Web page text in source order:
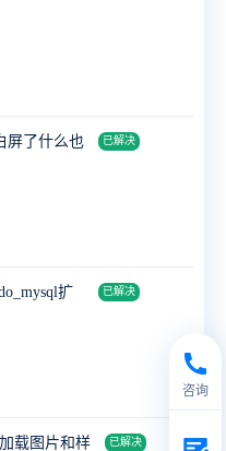
屏了什么也
已解决
扩
已解决
载图片和样 已解决
咨询